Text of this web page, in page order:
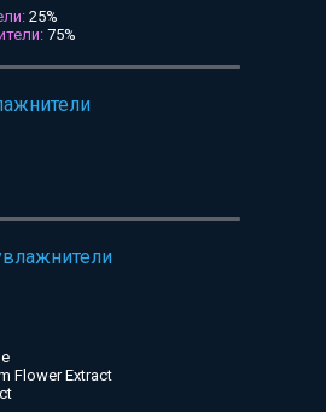
25%
75%
Flower Extract